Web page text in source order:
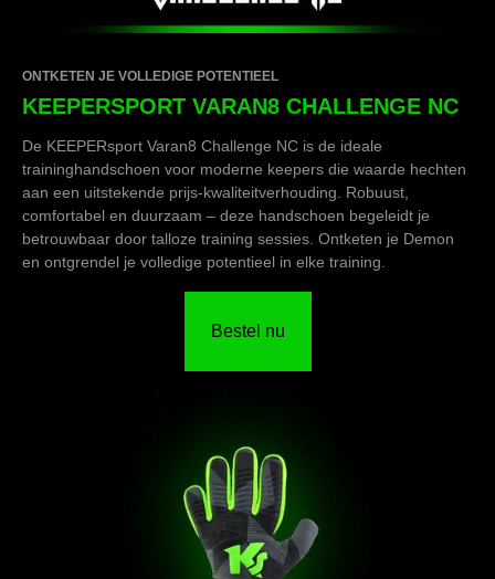
ONTKETEN JE VOLLEDIGE POTENTIEEL
KEEPERSPORT VARAN8 CHALLENGE NC
De KEEPERsport Varan8 Challenge NC is de ideale
traininghandschoen voor moderne keepers die waarde hechten
aan een uitstekende prijs-kwaliteitverhouding. Robuust,
comfortabel en duurzaam – deze handschoen begeleidt je
betrouwbaar door talloze training sessies. Ontketen je Demon
en ontgrendel je volledige potentieel in elke training.
Bestel nu